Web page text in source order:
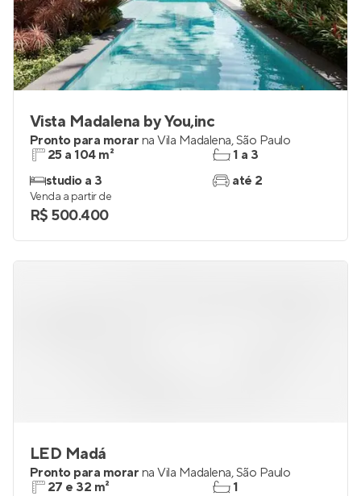
Vista Madalena by You,inc
Pronto para morar na Vila Madalena,São Paulo
25 a 104 m²
studio a 3
1 a 3
até 2
Venda a partir de
R$ 500.400
LED Madá
Pronto para morar na Vila Madalena,São Paulo
27 e 32 m²
1